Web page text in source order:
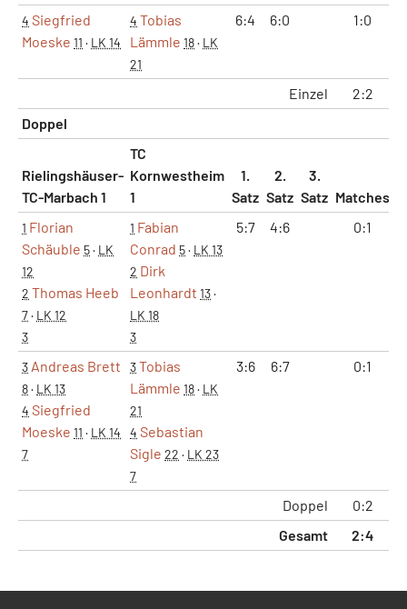
4 Siegfried
Moeske 11 · LK 14
4 Tobias
Lämmle 18· LK
21
6:4 6:0 1:0
Einzel 2:2
Doppel
Rielingshäuser-
TC-Marbach 1
TC
Kornwestheim
1
1.
Satz
2.
Satz
3.
Satz Matches
1 Florian
Schäuble 5· LK
12
2 Thomas Heeb
7· LK 12
3
1 Fabian
Conrad 5· LK 13
2 Dirk
Leonhardt 13·
LK 18
3
5:7 4:6 0:1
3 Andreas Brett
8· LK 13
4 Siegfried
Moeske 11 · LK 14
7
3Tobias
Lämmle 18· LK
21
4 Sebastian
Sigle 22 · LK 23
7
3:6 6:7 0:1
Doppel 0:2
Gesamt
2:4